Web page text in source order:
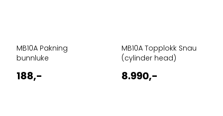
MB10A Pakning
bunnluke
188,-
MB10A Topplokk Snau
(cylinder head)
8.990,-